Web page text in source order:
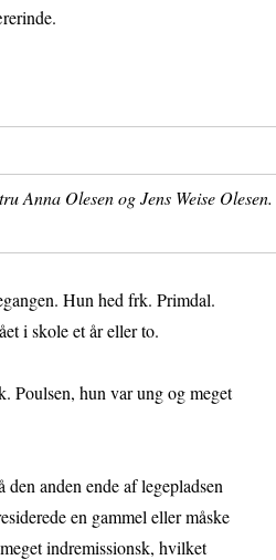
Anna Olesen og Jens Weise
Hun hed frk. Primdal.
i skole et år eller to.
Poulsen, hun var ung og meget
anden ende af legepladsen
en gammel eller måske
indremissionsk, hvilket